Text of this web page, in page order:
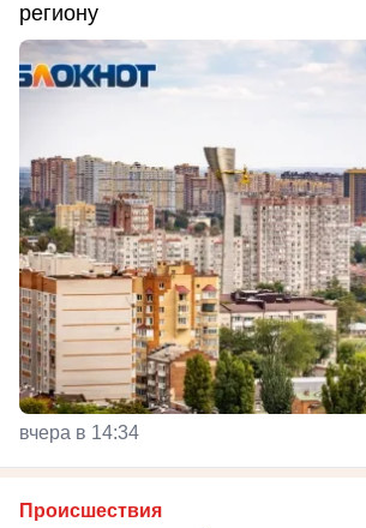
региону
вчера в 14:34
Происшествия